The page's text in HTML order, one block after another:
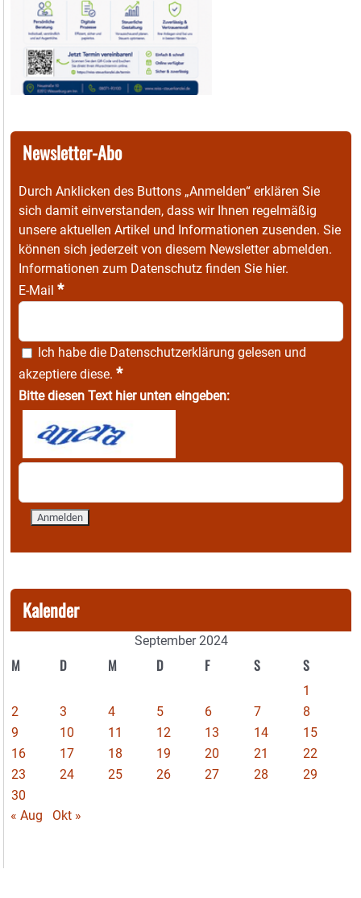
Newsletter-Abo
Durch Anklicken des Buttons „Anmelden“ erklären Sie
sich damit einverstanden, dass wir Ihnen regelmäßig
unsere aktuellen Artikel und Informationen zusenden. Sie
können sich jederzeit von diesem Newsletter abmelden.
Informationen zum Datenschutz finden Sie hier.
E-Mail *
Ich habe die Datenschutzerklärung gelesen und
akzeptiere diese. *
Bitte diesen Text hier unten eingeben:
Kalender
September 2024
M D M D F S S
1
2
3 4 5 6 7
8
9
10 11 12 13 14
15
16
17 18 19 20 21
22
23
24 25 26 27 28
29
30
« Aug
Okt »